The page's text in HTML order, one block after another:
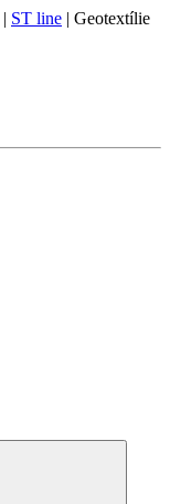
| ST line | Geotextílie